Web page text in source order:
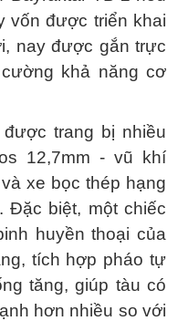
vốn được triển khai
nay được gắn trực
khả năng cơ
trang bị nhiều
12,7mm - vũ khí
xe bọc thép hạng
Đặc biệt, một chiếc
huyền thoại của
tích hợp pháo tự
tăng, giúp tàu có
hơn nhiều so với